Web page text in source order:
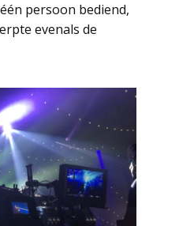
persoon bediend,
evenals de